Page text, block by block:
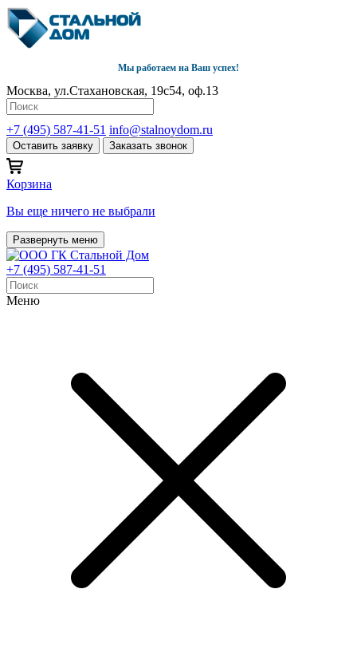
Мы работаем на Ваш успех!
Москва, ул.Стахановская, 19с54, оф.13
+7 (495) 587-41-51 info@stalnoydom.ru
Оставить заявку Заказать звонок
Корзина
Вы еще ничего не выбрали
Развернуть меню
+7 (495) 587-41-51
Меню